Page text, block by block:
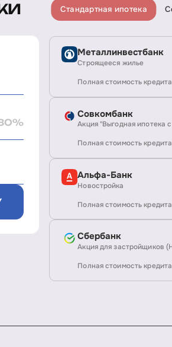
Стандартная ипотека
Металлинвестбанк
Строящееся жилье
Полная стоимость
Совкомбанк
Акция "Выгодная ипотека
Полная стоимость кредита
Альфа-Банк
Новостройка
Полная стоимость
Сбербанк
Акция для застройщиков
Полная стоимость